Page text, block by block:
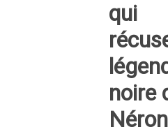
qui
noire
Néron